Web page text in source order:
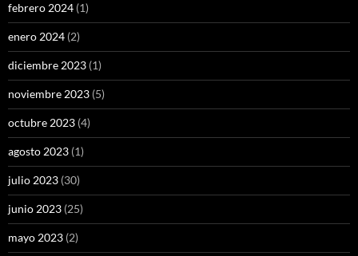
febrero 2024 (1)
enero 2024 (2)
diciembre 2023 (1)
noviembre 2023 (5)
octubre 2023 (4)
agosto 2023 (1)
julio 2023 (30)
junio 2023 (25)
mayo 2023 (2)